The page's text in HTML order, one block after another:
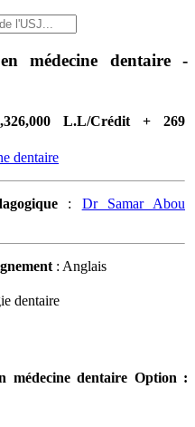
médecine dentaire -
L.L/Crédit + 269
dentaire
: Dr Samar Abou
: Anglais
dentaire
médecine dentaire Option :